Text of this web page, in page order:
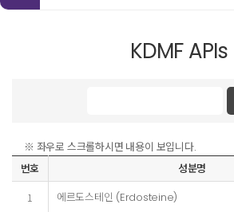
KDMF APIs
※ 좌우로 스크롤하시면 내용이 보입니다.
번호
성분명
1
에르도스테인 (Erdosteine)